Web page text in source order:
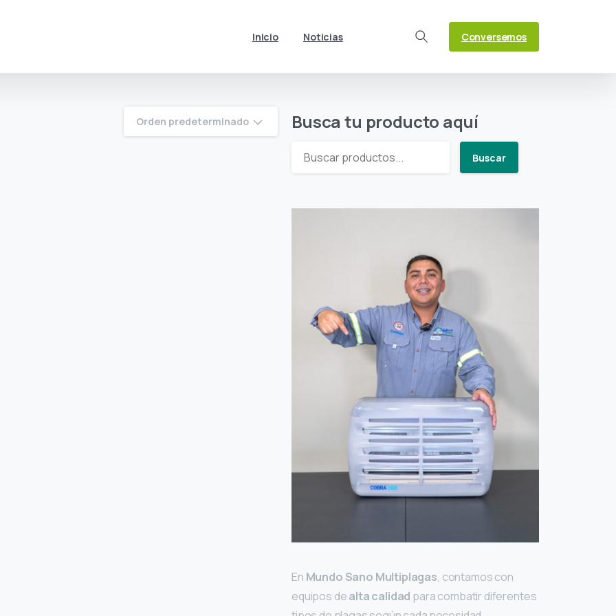
Inicio Noticias
Search
Conversemos
Orden predeterminado Busca tu producto aquí
Buscar
En Mundo Sano Multiplagas, contamos con
equipos dealta calidad para combatir diferentes